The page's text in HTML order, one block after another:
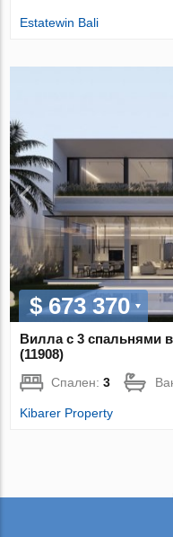
Estatewin Bali
$ 673 370
Вилла с 3 спальнями
(11908)
Спален:3
Kibarer Property